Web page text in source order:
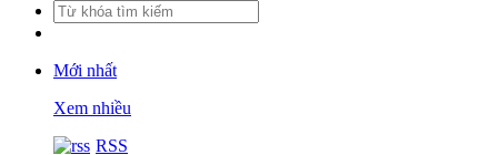
Mới nhất
Xem nhiều
RSS